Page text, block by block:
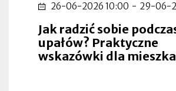
26-06-2026 10:00 - 29-06-
Jak radzić sobie
upałów? Praktyczne
wskazówki dla